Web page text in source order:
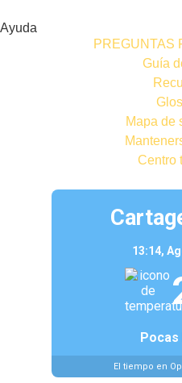
Ayuda
PREGUNTAS
Guía
Mapa de
Centro
13:14,
Pocas
El tiempo en